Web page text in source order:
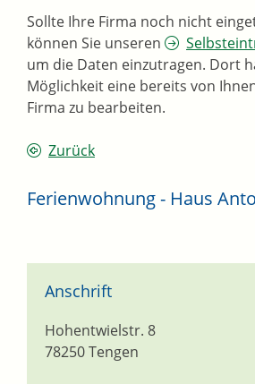
Sollte Ihre Firma noch nicht
können Sie unseren
um die Daten einzutragen. Dort
Möglichkeit eine bereits von
Firma zu bearbeiten.
Zurück
Ferienwohnung - Haus
Anschrift
Hohentwielstr. 8
78250Tengen